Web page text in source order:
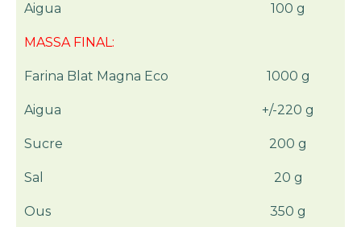
Aigua 100 g
MASSA FINAL:
Farina Blat Magna Eco 1000 g
Aigua +/-220 g
Sucre 200 g
Sal 20 g
Ous 350 g